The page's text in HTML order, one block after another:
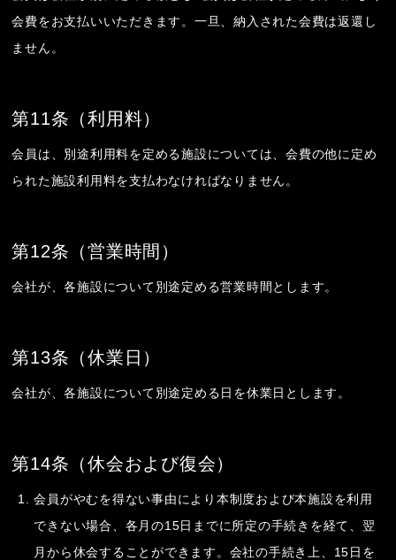
会費をお支払いいただきます。一旦、納入された会費は返還し
ません。
第11条（利用料）
会員は、別途利用料を定める施設については、会費の他に定め
られた施設利用料を支払わなければなりません。
第12条（営業時間）
会社が、各施設について別途定める営業時間とします。
第13条（休業日）
会社が、各施設について別途定める日を休業日とします。
第14条（休会および復会）
会員がやむを得ない事由により本制度および本施設を利用
できない場合、各月の15日までに所定の手続きを経て、翌
月から休会することができます。会社の手続き上、15日を